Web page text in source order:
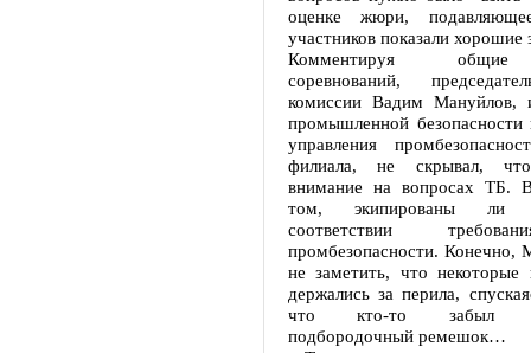
оценке жюри,
участников показали хорошие
Комментируя общие
соревнований,
комиссии Вадим Мануйлов,
промышленной
управления
филиала, не скрывал, что
внимание на вопросах ТБ.
том, экипированы ли
соответствии
промбезопасности. Конечно,
не заметить, что некоторые
держались за перила,
что кто-то забыл
подбородочный ремешок…